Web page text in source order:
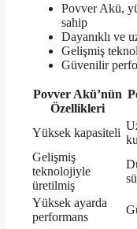
Povver Akü,
sahip
Dayanıklı ve
Gelişmiş
Güvenilir
Povver Akü’nün
Özellikleri
Yüksek kapasiteli
Gelişmiş
teknolojiyle
üretilmiş
Yüksek ayarda
performans